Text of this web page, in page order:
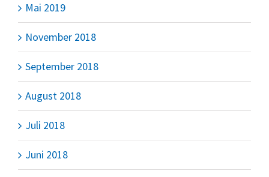
Mai 2019
November 2018
September 2018
August 2018
Juli 2018
Juni 2018